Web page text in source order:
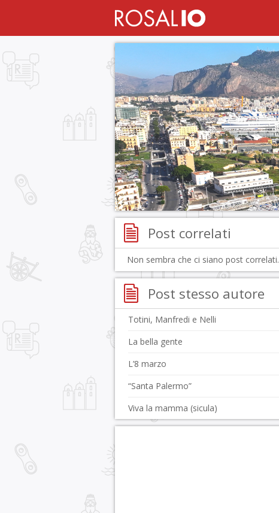
Post correlati
Non sembra che ci siano post correlati.
Post stesso autore
Totini, Manfredi e Nelli
La bella gente
L’8 marzo
“Santa Palermo”
Viva la mamma (sicula)